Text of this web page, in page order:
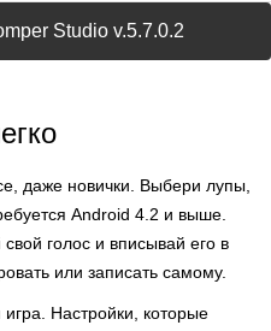
Studio v.5.7.0.2
даже новички. Выбери лупы,
Android 4.2 и выше.
голос и вписывай его в
или записать самому.
Настройки, которые